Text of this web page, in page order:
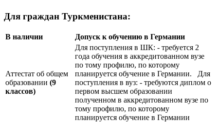
Для граждан Туркменистана:
В наличии Допуск к обучению в Германии
Аттестат об общем
образовании (9
классов)
Для поступления в ШК: - требуется 2
года обучения в аккредитованном вузе
по тому профилю, по которому
планируется обучение в Германии. Для
поступления в вуз: - требуются диплом о
первом высшем образовании
полученном в аккредитованном вузе по
тому профилю, по которому
планируется обучение в Германии